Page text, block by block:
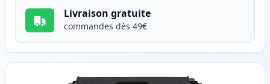
Livraison gratuite
commandes dès 49€